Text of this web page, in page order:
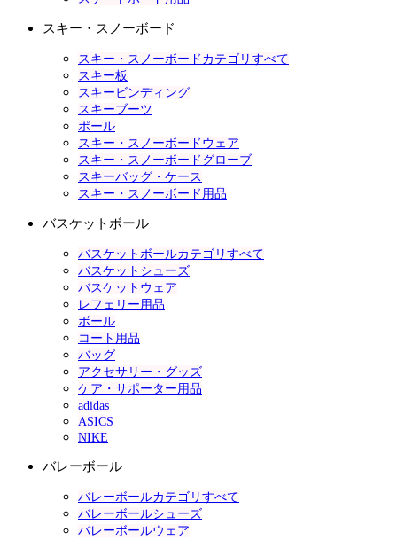
スキー・スノーボード
スキー・スノーボードカテゴリすべて
スキー板
スキービンディング
スキーブーツ
ポール
スキー・スノーボードウェア
スキー・スノーボードグローブ
スキーバッグ・ケース
スキー・スノーボード用品
バスケットボール
バスケットボールカテゴリすべて
バスケットシューズ
バスケットウェア
レフェリー用品
ボール
コート用品
バッグ
アクセサリー・グッズ
ケア・サポーター用品
adidas
ASICS
NIKE
バレーボール
バレーボールカテゴリすべて
バレーボールシューズ
バレーボールウェア